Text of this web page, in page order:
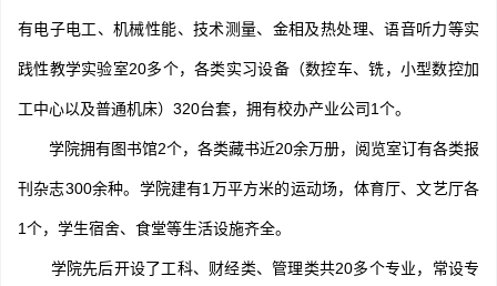
有电子电工、机械性能、技术测量、金相及热处理、语音听力等实
践性教学实验室20多个，各类实习设备（数控车、铣，小型数控加
工中心以及普通机床）320台套，拥有校办产业公司1个。
学院拥有图书馆2个，各类藏书近20余万册，阅览室订有各类报
刊杂志300余种。学院建有1万平方米的运动场，体育厅、文艺厅各
1个，学生宿舍、食堂等生活设施齐全。
学院先后开设了工科、财经类、管理类共20多个专业，常设专